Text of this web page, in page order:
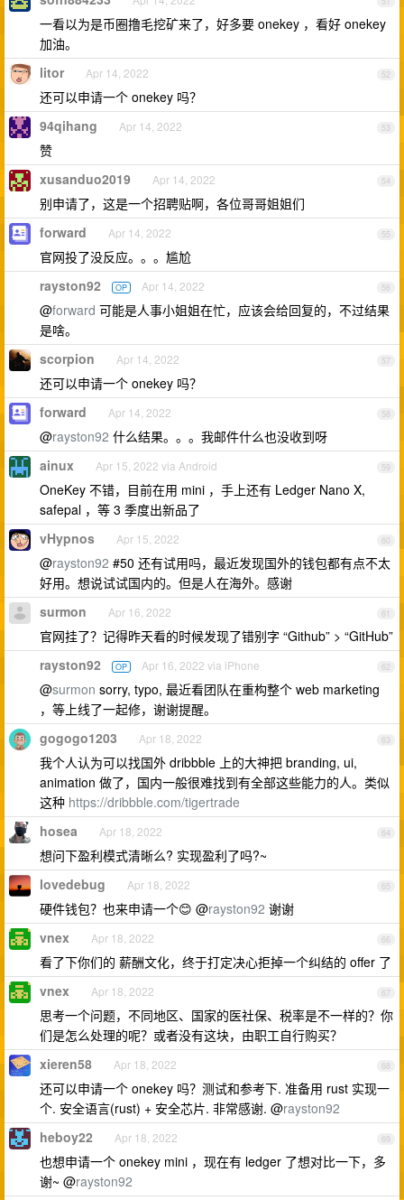
一看以为是币圈撸毛挖矿来了，好多要 onekey ，看好 onekey
加油。
52
litor Apr 14, 2022
还可以申请一个 onekey 吗？
53
94qihang Apr 14, 2022
赞
54
xusanduo2019 Apr 14, 2022
别申请了，这是一个招聘贴啊，各位哥哥姐姐们
55
forward Apr 14, 2022
官网投了没反应。。。尴尬
56
rayston92 OP Apr 14, 2022
@forward 可能是人事小姐姐在忙，应该会给回复的，不过结果
是啥。
57
scorpion Apr 14, 2022
还可以申请一个 onekey 吗？
58
forward Apr 14, 2022
@rayston92 什么结果。。。我邮件什么也没收到呀
59
ainux Apr 15, 2022 via Android
OneKey 不错，目前在用 mini ，手上还有 Ledger Nano X,
safepal ，等 3 季度出新品了
60
vHypnos Apr 15, 2022
@rayston92 #50 还有试用吗，最近发现国外的钱包都有点不太
好用。想说试试国内的。但是人在海外。感谢
61
surmon Apr 16, 2022
官网挂了？记得昨天看的时候发现了错别字 “Github” > “GitHub”
62
rayston92 OP Apr 16, 2022 via iPhone
@surmon sorry, typo, 最近看团队在重构整个 web marketing
，等上线了一起修，谢谢提醒。
63
gogogo1203 Apr 18, 2022
我个人认为可以找国外 dribbble 上的大神把 branding, ui,
animation 做了，国内一般很难找到有全部这些能力的人。类似
这种 https://dribbble.com/tigertrade
64
hosea Apr 18, 2022
想问下盈利模式清晰么? 实现盈利了吗?~
65
lovedebug Apr 18, 2022
硬件钱包？也来申请一个😊 @rayston92 谢谢
66
vnex Apr 18, 2022
看了下你们的 薪酬文化，终于打定决心拒掉一个纠结的 offer 了
67
vnex Apr 18, 2022
思考一个问题，不同地区、国家的医社保、税率是不一样的？你
们是怎么处理的呢？或者没有这块，由职工自行购买？
68
xieren58 Apr 18, 2022
还可以申请一个 onekey 吗？测试和参考下. 准备用 rust 实现一
个. 安全语言(rust) + 安全芯片. 非常感谢. @rayston92
69
heboy22 Apr 18, 2022
也想申请一个 onekey mini ，现在有 ledger 了想对比一下，多
谢~ @rayston92